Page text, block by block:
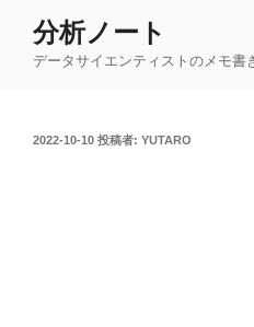
分析ノート
データサイエンティストのメモ書
投
2022-10-10 投稿者: YUTARO